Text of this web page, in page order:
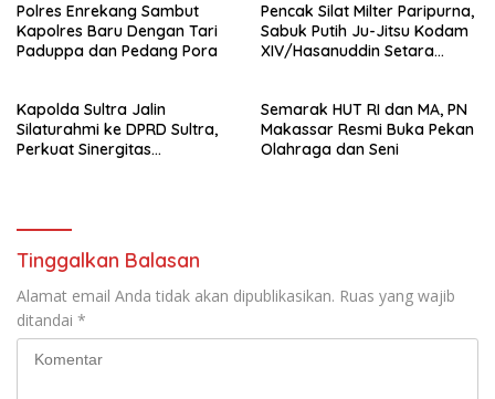
Polres Enrekang Sambut
Kapolres Baru Dengan Tari
Paduppa dan Pedang Pora
Pencak Silat Milter Paripurna,
Sabuk Putih Ju-Jitsu Kodam
XIV/Hasanuddin Setara
Kapolda Sultra Jalin
Silaturahmi ke DPRD Sultra,
Perkuat Sinergitas
Semarak HUT RI dan MA, PN
Makassar Resmi Buka Pekan
Olahraga dan Seni
Tinggalkan Balasan
Alamat email Anda tidak akan dipublikasikan. Ruas yang wajib
ditandai *